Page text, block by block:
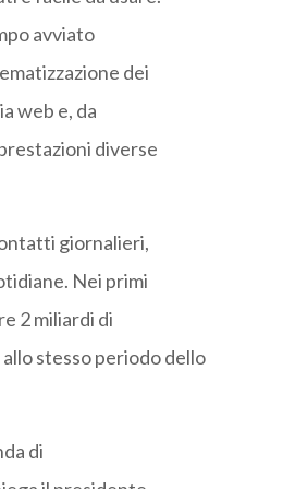
avviato
dei
web e, da
diverse
giornalieri,
Nei primi
2 miliardi di
stesso periodo dello
di